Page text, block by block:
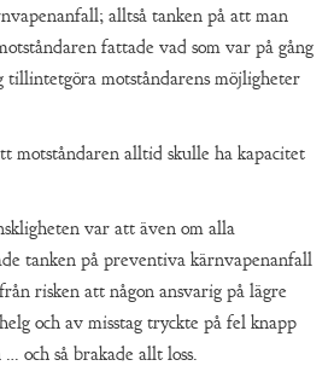
alltså tanken på att man
fattade vad som var på gång
tillintetgöra motståndarens möjligheter
motståndaren alltid skulle ha kapacitet
var att även om alla
tanken på preventiva kärnvapenanfall
risken att någon ansvarig på lägre
och av misstag tryckte på fel knapp
och så brakade allt loss.